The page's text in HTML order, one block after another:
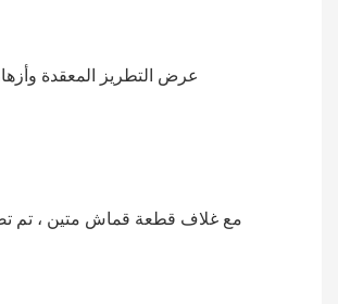
عرض التطريز المعقدة
مع غلاف قطعة قماش متين ، تم